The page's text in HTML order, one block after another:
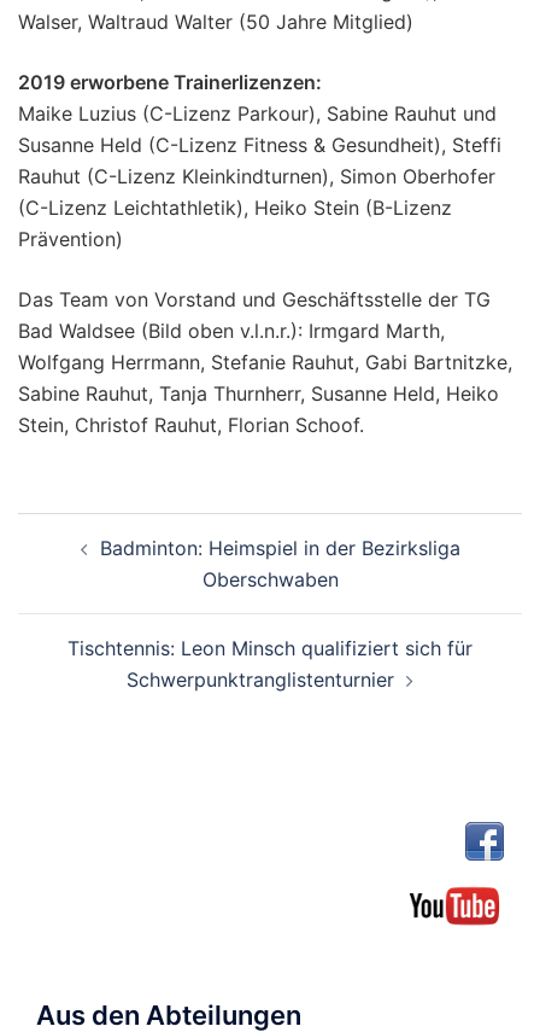
Walser, Waltraud Walter (50 Jahre Mitglied)
2019 erworbene Trainerlizenzen:
Maike Luzius (C-Lizenz Parkour), Sabine Rauhut und
Susanne Held (C-Lizenz Fitness & Gesundheit), Steffi
Rauhut (C-Lizenz Kleinkindturnen), Simon Oberhofer
(C-Lizenz Leichtathletik), Heiko Stein (B-Lizenz
Prävention)
Das Team von Vorstand und Geschäftsstelle der TG
Bad Waldsee (Bild oben v.l.n.r.): Irmgard Marth,
Wolfgang Herrmann, Stefanie Rauhut, Gabi Bartnitzke,
Sabine Rauhut, Tanja Thurnherr, Susanne Held, Heiko
Stein, Christof Rauhut, Florian Schoof.
Badminton: Heimspiel in der Bezirksliga
Oberschwaben
Tischtennis: Leon Minsch qualifiziert sich für
Schwerpunktranglistenturnier
Aus den Abteilungen